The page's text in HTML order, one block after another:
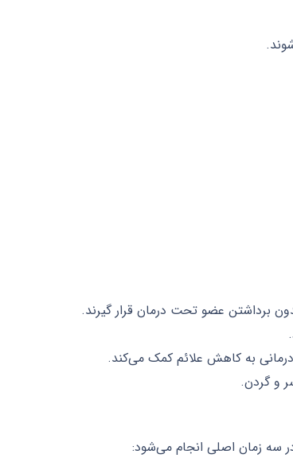
برداشتن عضو تحت درمان قرار گیرند.
به کاهش علائم کمک می‌کند.
و گردن.
سه زمان اصلی انجام می‌شود: